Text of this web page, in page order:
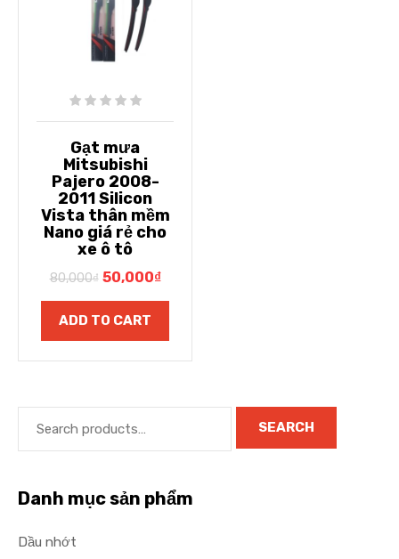
Gạt mưa
Mitsubishi
Pajero 2008-
2011 Silicon
Vista thân mềm
Nano giá rẻ cho
xe ô tô
80,000₫ 50,000₫
ADD TO CART
SEARCH
Danh mục sản phẩm
Dầu nhớt